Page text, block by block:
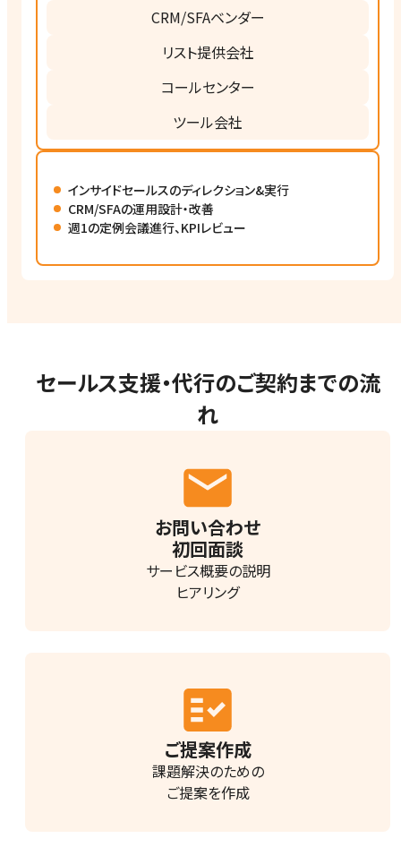
CRM/SFAベンダー
リスト提供会社
コールセンター
ツール会社
インサイドセールスのディレクション&実行
CRM/SFAの運用設計・改善
週1の定例会議進行、KPIレビュー
セールス支援・代行のご契約までの流
れ
お問い合わせ
初回面談
サービス概要の説明
ヒアリング
ご提案作成
課題解決のための
ご提案を作成